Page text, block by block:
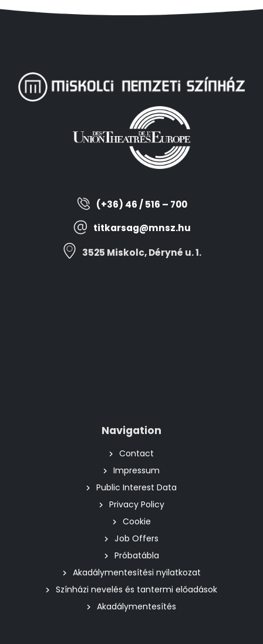
(+36) 46 / 516 – 700
titkarsag@mnsz.hu
3525 Miskolc, Déryné u. 1.
Navigation
Contact
Impressum
Public Interest Data
Privacy Policy
Cookie
Job Offers
Próbatábla
Akadálymentesítési nyilatkozat
Színházi nevelés és tantermi előadások
Akadálymentesítés